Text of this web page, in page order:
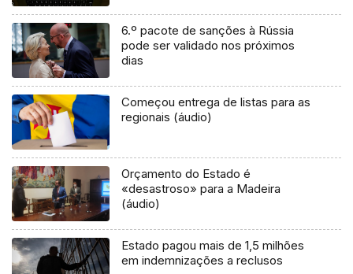
6.º pacote de sanções à Rússia
pode ser validado nos próximos
dias
Começou entrega de listas para as
regionais (áudio)
Orçamento do Estado é
«desastroso» para a Madeira
(áudio)
Estado pagou mais de 1,5 milhões
em indemnizações a reclusos